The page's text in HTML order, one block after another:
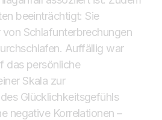
beeinträchtigt: Sie
Schlafunterbrechungen
Auffällig war
das persönliche
Skala zur
Glücklichkeitsgefühls
negative Korrelationen –